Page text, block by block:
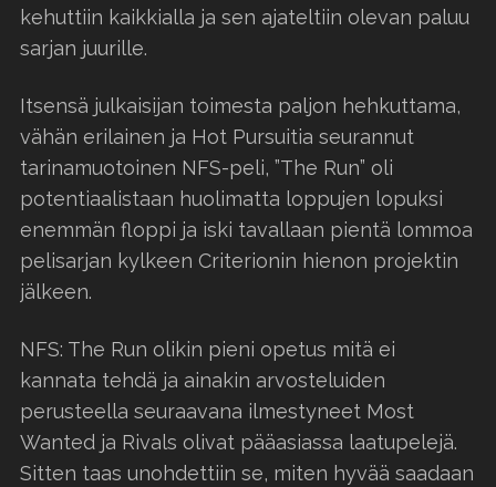
kehuttiin kaikkialla ja sen ajateltiin olevan paluu
sarjan juurille.
Itsensä julkaisijan toimesta paljon hehkuttama,
vähän erilainen ja Hot Pursuitia seurannut
tarinamuotoinen NFS-peli, ”The Run” oli
potentiaalistaan huolimatta loppujen lopuksi
enemmän floppi ja iski tavallaan pientä lommoa
pelisarjan kylkeen Criterionin hienon projektin
jälkeen.
NFS: The Run olikin pieni opetus mitä ei
kannata tehdä ja ainakin arvosteluiden
perusteella seuraavana ilmestyneet Most
Wanted ja Rivals olivat pääasiassa laatupelejä.
Sitten taas unohdettiin se, miten hyvää saadaan